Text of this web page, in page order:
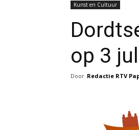
Kunst en Cultuur
op 3
Door Redactie RTV